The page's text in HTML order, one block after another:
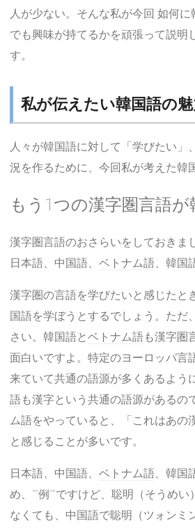
人が少ない。そんな私が今回 如何に
でも興味が持てるかを頑張って説明
す。
私が伝えたい韓国語の魅
人々が韓国語に対して「学びたい」
況を作るために、今回私が考えた韓
もう1つの漢字圏言語が
漢字圏言語のおさらいをしておきま
日本語、中国語、 ベトナム語 、韓国
漢字圏の言語を学びたいと感じたと
国語を学ぼうとするでしょう。ただ
さい。韓国語とベトナム語も漢字圏
面白いですよ。特定のヨーロッパ言
来ていて共通の語源が多くあるよう
語も漢字という共通の語源があるの
ム語をやっていると、「これはあの
と感じることが多いです。
日本語、中国語、 ベトナム語 、韓
め、""例""ですけど、聡明（そうめい
なくても、中国語で聡明（ツォンミ